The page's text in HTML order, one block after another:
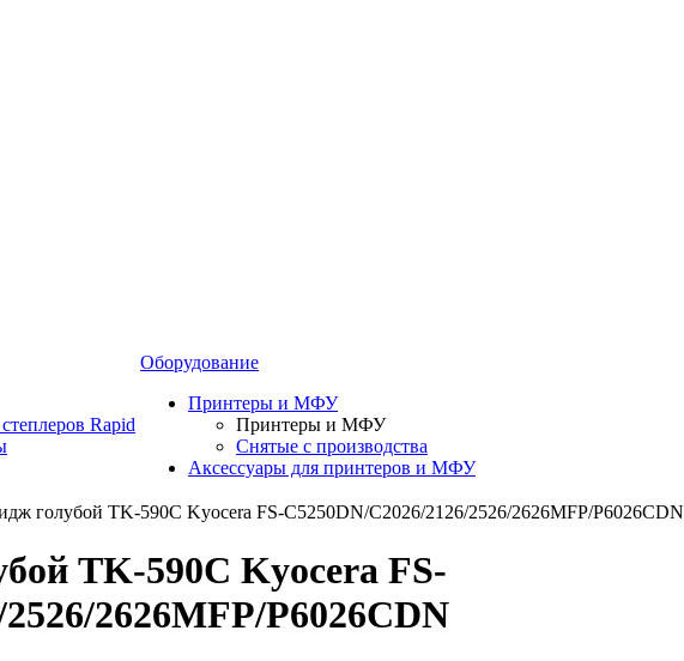
Rapid
Оборудование
Принтеры и МФУ
Принтеры и МФУ
Снятые с производства
Аксессуары для принтеров и МФУ
голубой TK-590C Kyocera FS-C5250DN/C2026/2126/2526/2626MFP/P6026CDN
TK-590C Kyocera FS-
2626MFP/P6026CDN